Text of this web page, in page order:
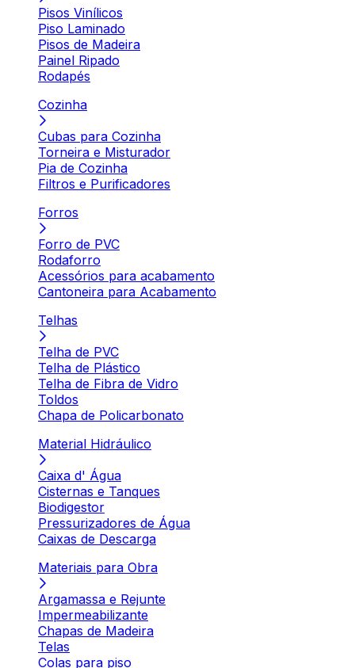
Pisos Vinílicos
Piso Laminado
Pisos de Madeira
Painel Ripado
Rodapés
Cozinha
Cubas para Cozinha
Torneira e Misturador
Pia de Cozinha
Filtros e Purificadores
Forros
Forro de PVC
Rodaforro
Acessórios para acabamento
Cantoneira para Acabamento
Telhas
Telha de PVC
Telha de Plástico
Telha de Fibra de Vidro
Toldos
Chapa de Policarbonato
Material Hidráulico
Caixa d' Água
Cisternas e Tanques
Biodigestor
Pressurizadores de Água
Caixas de Descarga
Materiais para Obra
Argamassa e Rejunte
Impermeabilizante
Chapas de Madeira
Telas
Colas para piso